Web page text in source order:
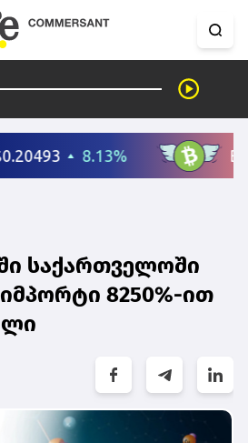
საქართველოში
8250%-ით